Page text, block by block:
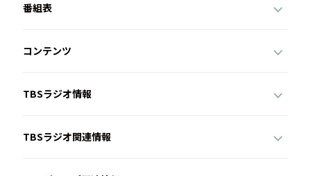
番組表
コンテンツ
TBSラジオ情報
TBSラジオ関連情報